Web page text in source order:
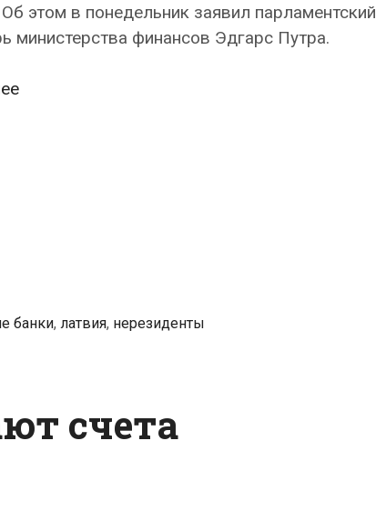
этом в понедельник заявил парламентский
министерства финансов Эдгарс Путра.
Министерство
в
банки, латвия, нерезиденты
счета